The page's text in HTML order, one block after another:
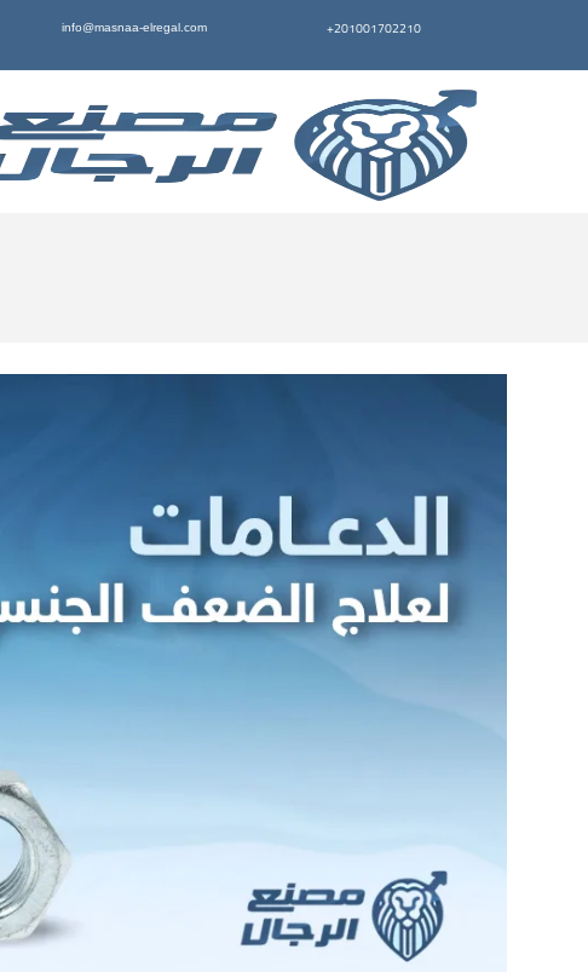
+201001702210
info@masnaa-elregal.com